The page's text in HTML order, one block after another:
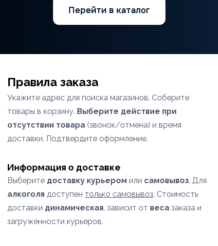
Перейти в каталог
Правила заказа
Укажите адрес для поиска магазинов. Соберите
товары в корзину. Выберите действие при
отсутствии товара (звонок/отмена) и время
доставки. Подтвердите оформление.
Информация о доставке
Выберите доставку курьером или самовывоз. Для
алкоголя доступен только самовывоз. Стоимость
доставки динамическая, зависит от веса заказа и
загруженности курьеров.